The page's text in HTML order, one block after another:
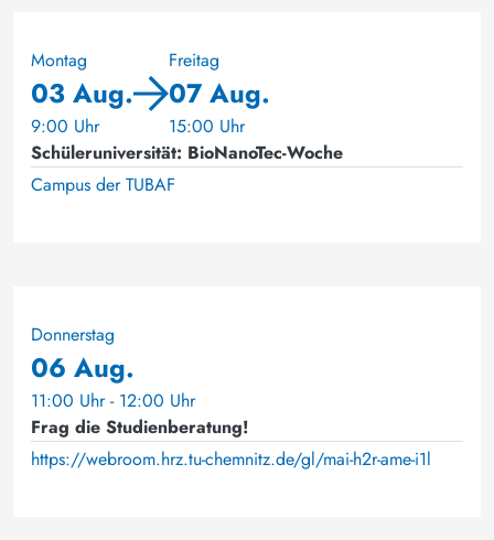
Montag
03 Aug.
9:00 Uhr
Freitag
07 Aug.
15:00 Uhr
Schüleruniversität: BioNanoTec-Woche
Campus der TUBAF
Donnerstag
06 Aug.
11:00 Uhr - 12:00 Uhr
Frag die Studienberatung!
https://webroom.hrz.tu-chemnitz.de/gl/mai-h2r-ame-i1l